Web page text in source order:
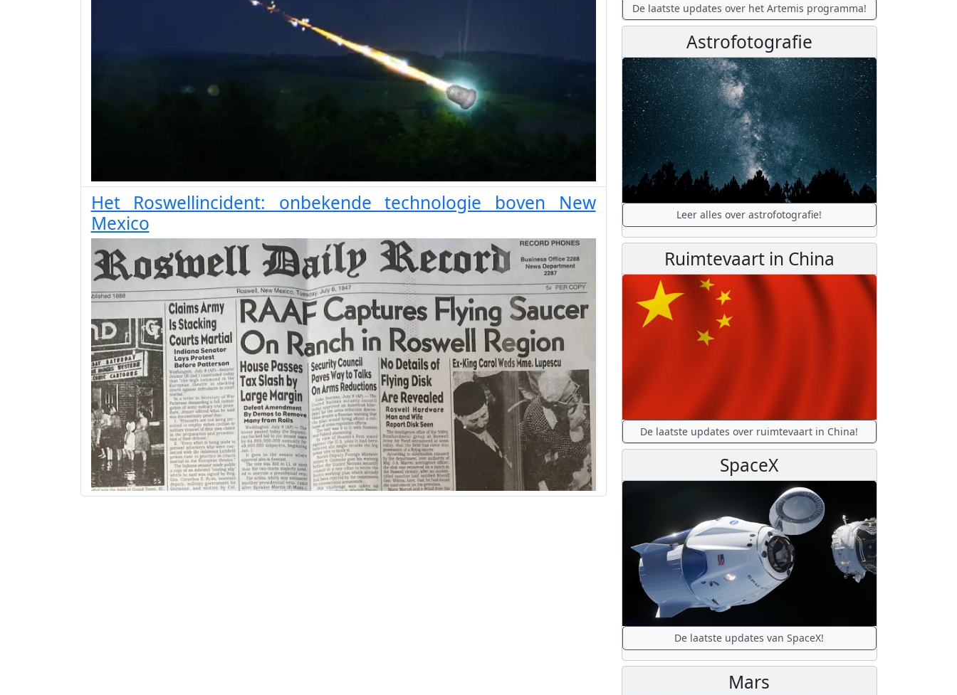
Het Roswellincident: onbekende technologie boven New
Mexico
De laatste updates over het Artemis programma!
Astrofotografie
Leer alles over astrofotografie!
Ruimtevaart in China
De laatste updates over ruimtevaart in China!
SpaceX
De laatste updates van SpaceX!
Mars